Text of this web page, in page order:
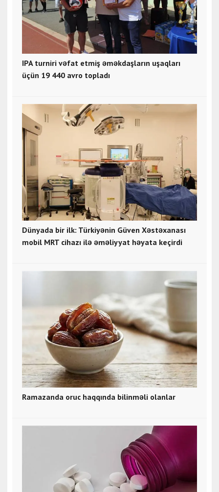
IPA turniri vəfat etmiş əməkdaşların uşaqları
üçün 19 440 avro topladı
Dünyada bir ilk: Türkiyənin Güven Xəstəxanası
mobil MRT cihazı ilə əməliyyat həyata keçirdi
Ramazanda oruc haqqında bilinməli olanlar